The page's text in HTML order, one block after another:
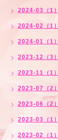
2024-03（1）
2024-02（1）
2024-01（1）
2023-12（3）
2023-11（1）
2023-07（2）
2023-06（2）
2023-03（1）
2023-02（1）